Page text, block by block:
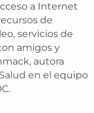
a Internet
de
servicios de
amigos y
autora
en el equipo